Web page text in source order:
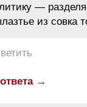
—
из совка
→